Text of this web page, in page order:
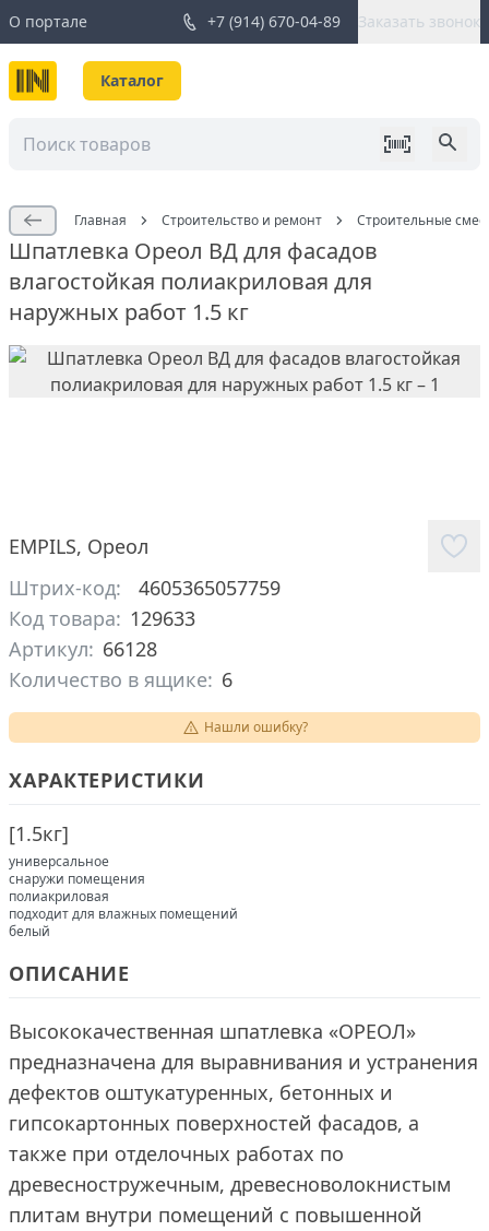
О портале +7 (914) 670-04-89 Заказать звонок
Каталог
Главная Строительство и ремонт Строительные
Шпатлевка Ореол ВД для фасадов
влагостойкая полиакриловая для
наружных работ 1.5 кг
EMPILS, Ореол
Штрих-код:
4605365057759
Код товара: 129633
Артикул: 66128
Количество в ящике: 6
Нашли ошибку?
ХАРАКТЕРИСТИКИ
[1.5кг]
универсальное
снаружи помещения
полиакриловая
подходит для влажных помещений
белый
ОПИСАНИЕ
Высококачественная шпатлевка «ОРЕОЛ»
предназначена для выравнивания и устранения
дефектов оштукатуренных, бетонных и
гипсокартонных поверхностей фасадов, а
также при отделочных работах по
древесностружечным, древесноволокнистым
плитам внутри помещений с повышенной